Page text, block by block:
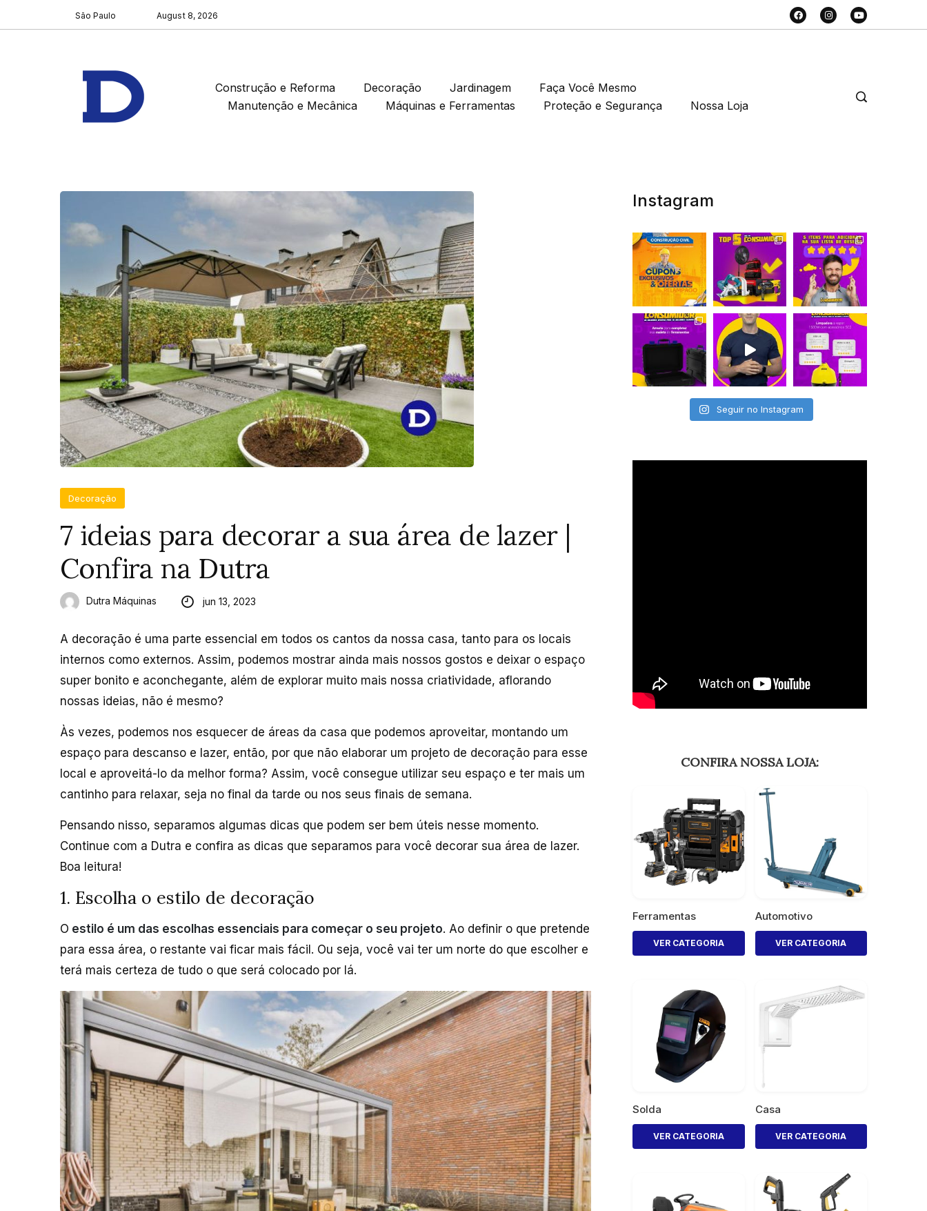
São Paulo August 8, 2026
Construção e Reforma Decoração Jardinagem
Faça Você Mesmo
Manutenção e Mecânica
Máquinas e Ferramentas Proteção e Segurança Nossa Loja
Decoração
7 ideias para decorar a sua área de lazer |
Confira na Dutra
Dutra Máquinas jun 13, 2023
A decoração é uma parte essencial em todos os cantos da nossa casa, tanto para os locais
internos como externos. Assim, podemos mostrar ainda mais nossos gostos e deixar o espaço
super bonito e aconchegante, além de explorar muito mais nossa criatividade, aflorando
nossas ideias, não é mesmo?
Às vezes, podemos nos esquecer de áreas da casa que podemos aproveitar, montando um
espaço para descanso e lazer, então, por que não elaborar um projeto de decoração para esse
local e aproveitá-lo da melhor forma? Assim, você consegue utilizar seu espaço e ter mais um
cantinho para relaxar, seja no final da tarde ou nos seus finais de semana.
Pensando nisso, separamos algumas dicas que podem ser bem úteis nesse momento.
Continue com a Dutra e confira as dicas que separamos para você decorar sua área de lazer.
Boa leitura!
1. Escolha o estilo de decoração
O estilo é um das escolhas essenciais para começar o seu projeto. Ao definir o que pretende
para essa área, o restante vai ficar mais fácil. Ou seja, você vai ter um norte do que escolher e
terá mais certeza de tudo o que será colocado por lá.
Instagram
Seguir no Instagram
CONFIRA NOSSA LOJA:
Ferramentas
VER CATEGORIA
Automotivo
VER CATEGORIA
Solda
VER CATEGORIA
Casa
VER CATEGORIA